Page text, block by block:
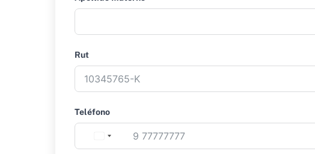
Rut
Teléfono